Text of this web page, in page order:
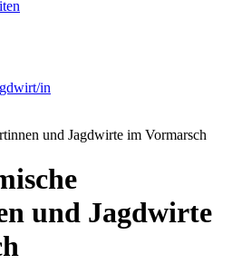
in
und Jagdwirte im Vormarsch
und Jagdwirte